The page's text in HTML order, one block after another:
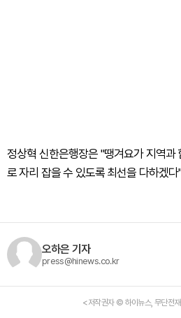
정상혁 신한은행장은 "땡겨요가 지역과
로 자리 잡을 수 있도록 최선을 다하겠
오하은 기자
press@hinews.co.kr
<저작권자 © 하이뉴스, 무단전